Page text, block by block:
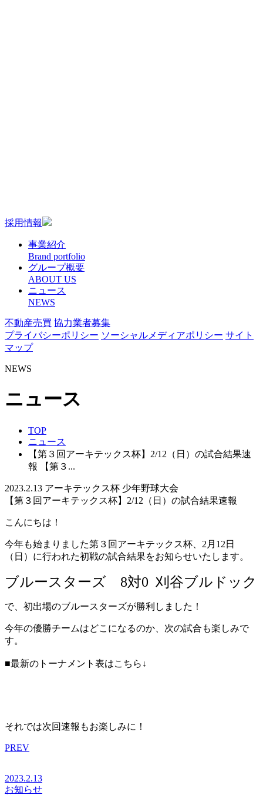
採用情報
事業紹介
Brand portfolio
グループ概要
ABOUT US
ニュース
NEWS
不動産売買 協力業者募集
プライバシーポリシー ソーシャルメディアポリシー サイト
マップ
NEWS
ニュース
TOP
ニュース
【第３回アーキテックス杯】2/12（日）の試合結果速
報
【第３...
2023.2.13 アーキテックス杯 少年野球大会
【第３回アーキテックス杯】2/12（日）の試合結果速報
こんにちは！
今年も始まりました第３回アーキテックス杯、2月12日
（日）に行われた初戦の試合結果をお知らせいたします。
ブルースターズ 8対0 刈谷ブルドック
で、初出場のブルースターズが勝利しました！
今年の優勝チームはどこになるのか、次の試合も楽しみで
す。
■最新のトーナメント表はこちら↓
それでは次回速報もお楽しみに！
PREV
2023.2.13
お知らせ